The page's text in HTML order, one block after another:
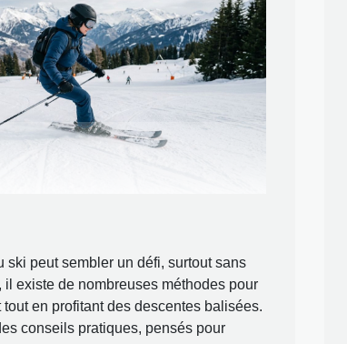
ski peut sembler un défi, surtout sans
il existe de nombreuses méthodes pour
en profitant des descentes balisées.
conseils pratiques, pensés pour